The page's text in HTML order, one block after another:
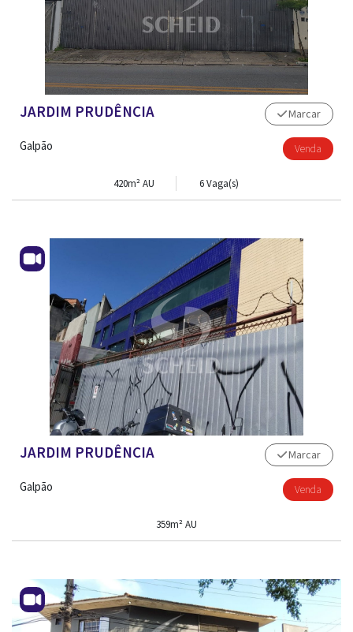
JARDIM PRUDÊNCIA
Galpão
Marcar
Venda
420m² AU 6 Vaga(s)
JARDIM PRUDÊNCIA
Galpão
Marcar
Venda
359m² AU